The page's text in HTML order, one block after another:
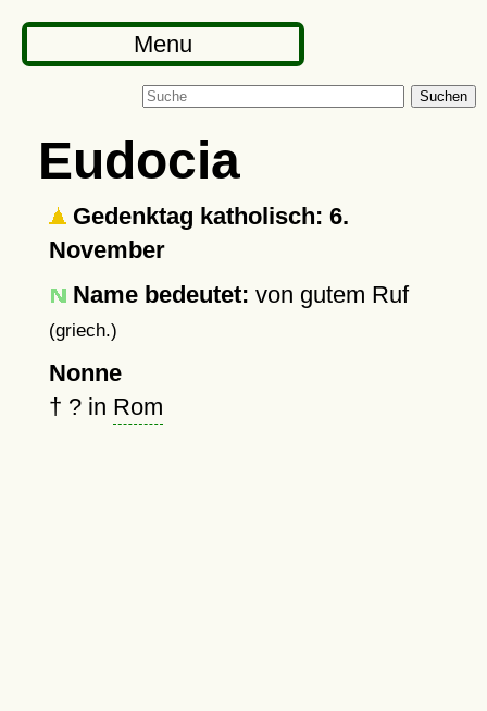
Menu
Suchen
Eudocia
Gedenktag katholisch: 6.
November
Name bedeutet: von gutem Ruf
(griech.)
Nonne
† ?in Rom